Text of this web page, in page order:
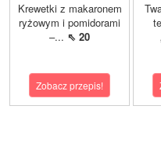
Krewetki z makaronem
ryżowym i pomidorami
–... ⇖ 20
Zobacz przepis!